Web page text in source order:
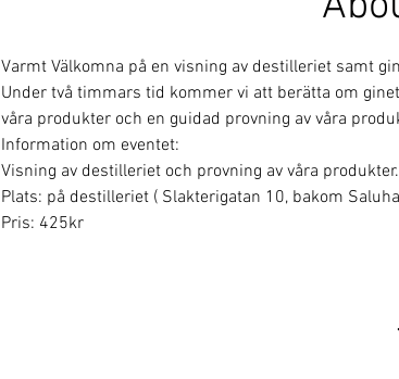
Varmt Välkomna på en visning av destilleriet samt
Under två timmars tid kommer vi att berätta om
våra produkter och en guidad provning av våra
Information om eventet:
Visning av destilleriet och provning av våra produkter.
Plats: på destilleriet ( Slakterigatan 10, bakom
Pris: 425kr